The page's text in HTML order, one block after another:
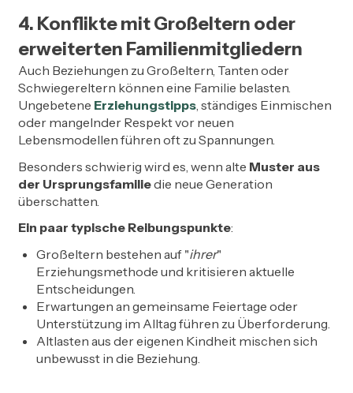
4. Konflikte mit Großeltern oder
erweiterten Familienmitgliedern
Auch Beziehungen zu Großeltern, Tanten oder
Schwiegereltern können eine Familie belasten.
Ungebetene Erziehungstipps, ständiges Einmischen
oder mangelnder Respekt vor neuen
Lebensmodellen führen oft zu Spannungen.
Besonders schwierig wird es, wenn alte Muster aus
der Ursprungsfamiliedie neue Generation
überschatten.
Ein paar typische Reibungspunkte:
Großeltern bestehen auf "ihrer"
Erziehungsmethode und kritisieren aktuelle
Entscheidungen.
Erwartungen an gemeinsame Feiertage oder
Unterstützung im Alltag führen zu Überforderung.
Altlasten aus der eigenen Kindheit mischen sich
unbewusst in die Beziehung.